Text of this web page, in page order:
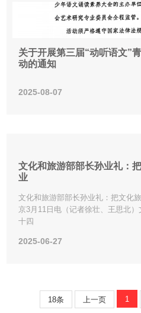
关于开展第三届“动听语文”
动的通知
2025-08-07
文化和旅游部部长孙业礼：
业
文化和旅游部部长孙业礼：把文化
京3月11日电（记者徐壮、王思北
十四
2025-06-27
18条 上一页 1